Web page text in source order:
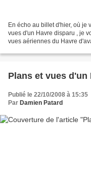
En écho au billet d'hier, où je
vues d'un Havre disparu , je
vues aériennes du Havre
Plans et vues d'un
Publié le 22/10/2008 à 15:35
Par Damien Patard